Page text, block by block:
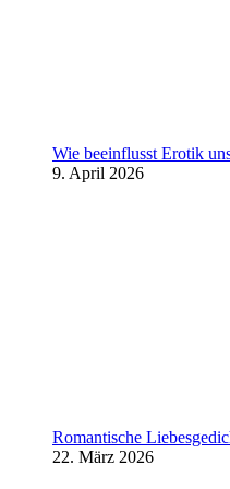
Wie beeinflusst Erotik
9. April 2026
Romantische
22. März 2026